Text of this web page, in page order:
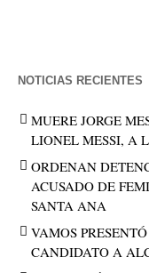
NOTICIAS RECIENTES
MUERE JORGE
LIONEL MESSI, A
ORDENAN
ACUSADO DE
SANTA ANA
VAMOS
CANDIDATO A